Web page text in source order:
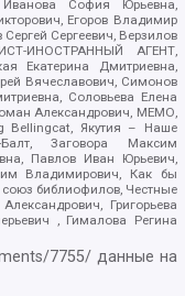
Иванова София Юрьевна,
Егоров Владимир
Сергеевич, Верзилов
ИНОСТРАННЫЙ АГЕНТ,
Екатерина Дмитриевна,
Вячеславович, Симонов
Соловьева Елена
Александрович, МЕМО,
Bellingcat, Якутия – Наше
Заговора Максим
Павлов Иван Юрьевич,
Владимирович, Как бы
союз библиофилов, Честные
Григорьева
, Гималова Регина
7755/ данные на